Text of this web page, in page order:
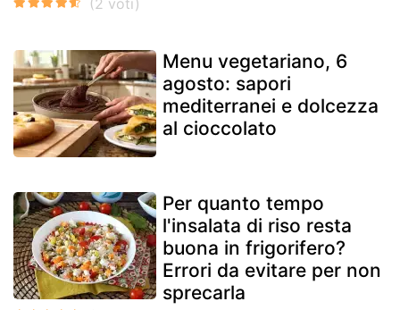
Menu vegetariano, 6
agosto: sapori
mediterranei e dolcezza
al cioccolato
Per quanto tempo
l'insalata di riso resta
buona in frigorifero?
Errori da evitare per non
sprecarla